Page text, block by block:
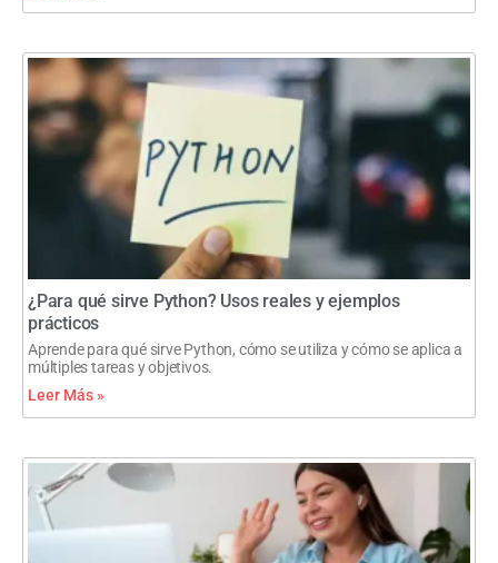
¿Para qué sirve Python? Usos reales y ejemplos
prácticos
Aprende para qué sirve Python, cómo se utiliza y cómo se aplica a
múltiples tareas y objetivos.
Leer Más »